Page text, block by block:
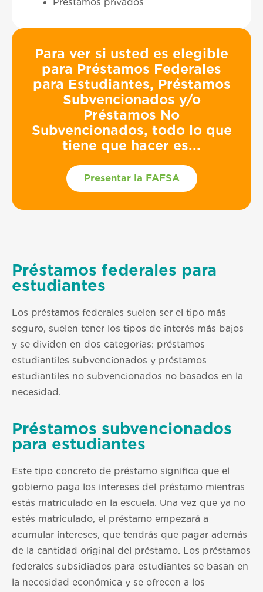
Préstamos privados
Para ver si usted es elegible
para Préstamos Federales
para Estudiantes, Préstamos
Subvencionados y/o
Préstamos No
Subvencionados, todo lo que
tiene que hacer es...
Presentar la FAFSA
Préstamos federales para
estudiantes
Los préstamos federales suelen ser el tipo más
seguro, suelen tener los tipos de interés más bajos
y se dividen en dos categorías: préstamos
estudiantiles subvencionados y préstamos
estudiantiles no subvencionados no basados en la
necesidad.
Préstamos subvencionados
para estudiantes
Este tipo concreto de préstamo significa que el
gobierno paga los intereses del préstamo mientras
estás matriculado en la escuela. Una vez que ya no
estés matriculado, el préstamo empezará a
acumular intereses, que tendrás que pagar además
de la cantidad original del préstamo. Los préstamos
federales subsidiados para estudiantes se basan en
la necesidad económica y se ofrecen a los